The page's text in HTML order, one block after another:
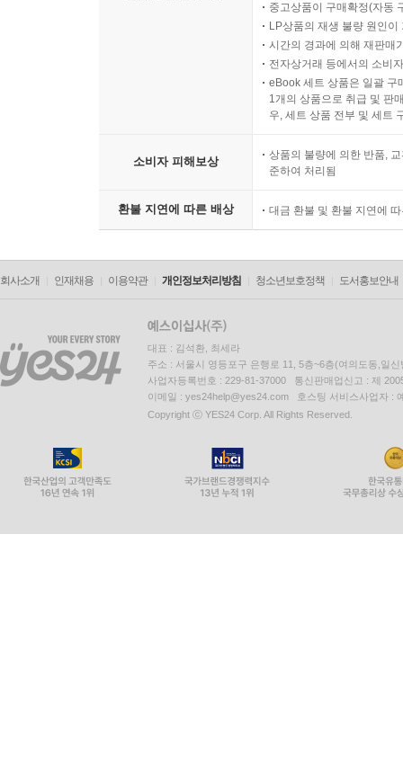
중고상품이 구매확정(자동
LP상품의 재생 불량 원인
시간의 경과에 의해 재판매
전자상거래 등에서의 소비
eBook 세트 상품은 일괄 구
1개의 상품으로 취급 및 판
우, 세트 상품 전부 및 세트
소비자 피해보상
상품의 불량에 의한 반품,
준하여 처리됨
환불 지연에 따른 배상 대금 환불 및 환불 지연에
회사소개 인재채용 이용약관 개인정보처리방침 청소년보호정책 도서홍보안내
대표 : 김석환, 최세라
주소 : 서울시 영등포구 은행로 11, 5층~6층(여의도동,일신
사업자등록번호 : 229-81-37000 통신판매업신고 : 제
이메일 : yes24help@yes24.com 호스팅 서비스사업자 :
Copyright ⓒ YES24 Corp. All Rights Reserved.